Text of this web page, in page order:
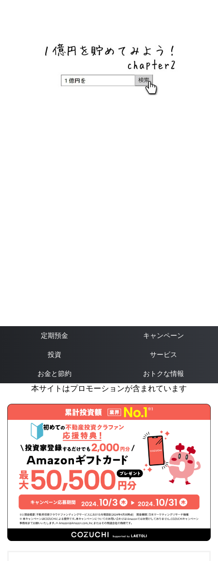
定期預金 キャンペーン
投資 サービス
お金と節約 おトクな情報
本サイトはプロモーションが含まれています